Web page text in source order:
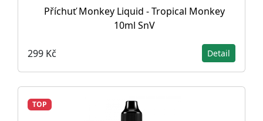
Příchuť Monkey Liquid - Tropical Monkey
10ml SnV
299 Kč Detail
TOP